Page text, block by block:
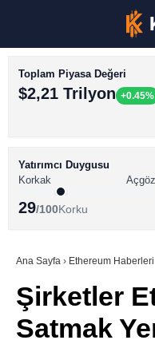
BİTCOİN HABERLERİ
ALTCOİN HABERLERİ
SÖZLÜK
Toplam Piyasa Değeri
$2,21 Trilyon +0.45%
Yatırımcı Duygusu
Korkak
29/100Korku
Ana Sayfa › Ethereum Haberleri
Şirketler
Satmak